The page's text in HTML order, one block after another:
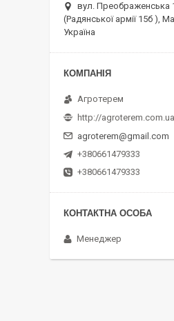
вул. Преображенська
(Радянської армії 15б ),
Україна
Агротерем
http://agroterem.com.ua
agroterem@gmail.com
+380661479333
+380661479333
Менеджер